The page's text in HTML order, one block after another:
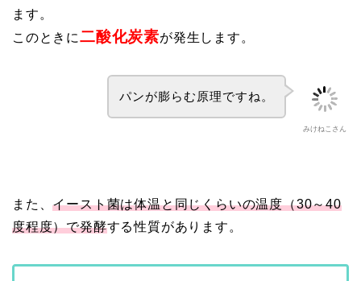
ます。
このときに二酸化炭素が発生します。
みけねこさん
パンが膨らむ原理ですね。
また、イースト菌は体温と同じくらいの温度（30～40
度程度）で発酵する性質があります。